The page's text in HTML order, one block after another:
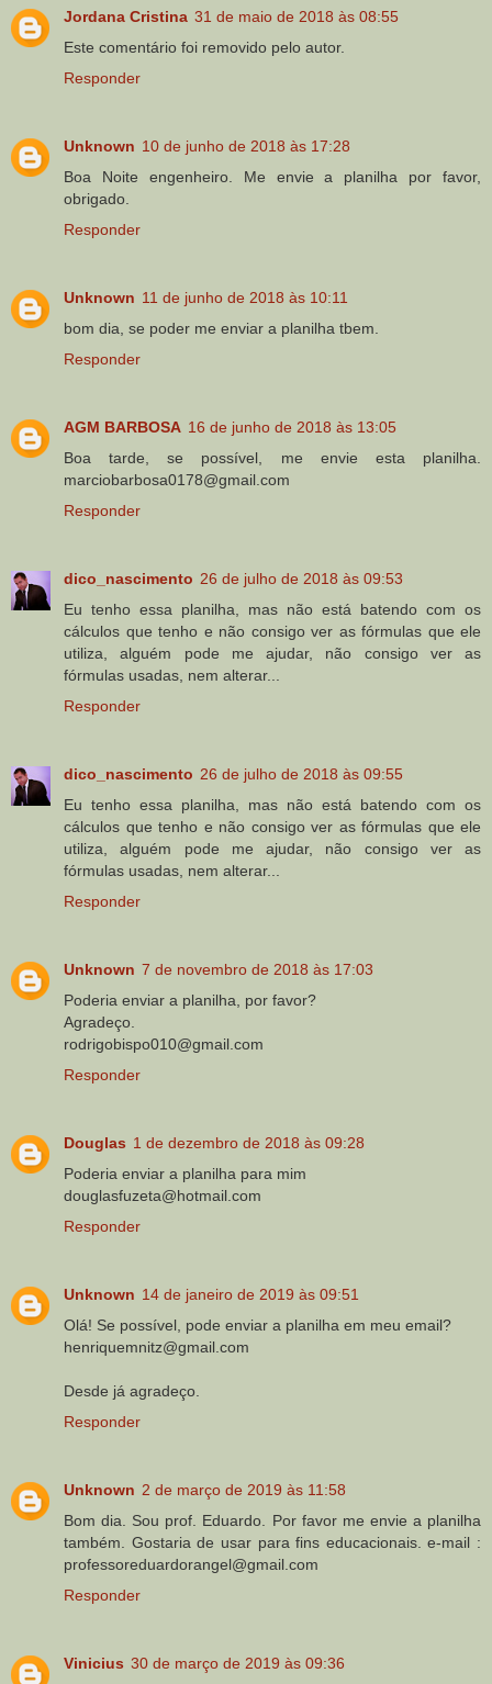
Jordana Cristina 31 de maio de 2018 às 08:55
Este comentário foi removido pelo autor.
Responder
Unknown 10 de junho de 2018 às 17:28
Boa Noite engenheiro. Me envie a planilha por favor,
obrigado.
Responder
Unknown 11 de junho de 2018 às 10:11
bom dia, se poder me enviar a planilha tbem.
Responder
AGM BARBOSA 16 de junho de 2018 às 13:05
Boa tarde, se possível, me envie esta planilha.
marciobarbosa0178@gmail.com
Responder
dico_nascimento 26 de julho de 2018 às 09:53
Eu tenho essa planilha, mas não está batendo com os
cálculos que tenho e não consigo ver as fórmulas que ele
utiliza, alguém pode me ajudar, não consigo ver as
fórmulas usadas, nem alterar...
Responder
dico_nascimento 26 de julho de 2018 às 09:55
Eu tenho essa planilha, mas não está batendo com os
cálculos que tenho e não consigo ver as fórmulas que ele
utiliza, alguém pode me ajudar, não consigo ver as
fórmulas usadas, nem alterar...
Responder
Unknown 7 de novembro de 2018 às 17:03
Poderia enviar a planilha, por favor?
Agradeço.
rodrigobispo010@gmail.com
Responder
Douglas 1 de dezembro de 2018 às 09:28
Poderia enviar a planilha para mim
douglasfuzeta@hotmail.com
Responder
Unknown 14 de janeiro de 2019 às 09:51
Olá! Se possível, pode enviar a planilha em meu email?
henriquemnitz@gmail.com
Desde já agradeço.
Responder
Unknown 2 de março de 2019 às 11:58
Bom dia. Sou prof. Eduardo. Por favor me envie a planilha
também. Gostaria de usar para fins educacionais. e-mail :
professoreduardorangel@gmail.com
Responder
Vinicius 30 de março de 2019 às 09:36